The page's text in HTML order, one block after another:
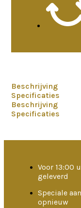
Beschrijving
Specificaties
Beschrijving
Specificaties
Voor 13:00
geleverd
Speciale
opnieuw